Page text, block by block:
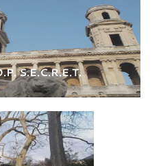
S.E.C.R.E.T.
de l’ombre dans la
de l’Histoire des
l'Espionnage.